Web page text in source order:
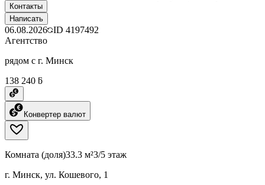
Контакты
Написать
06.08.2026 ID 4197492
Агентство
рядом с г. Минск
138 240 ƃ
Конвертер валют
Комната (доля)33.3 м²3/5 этаж
г. Минск, ул. Кошевого, 1